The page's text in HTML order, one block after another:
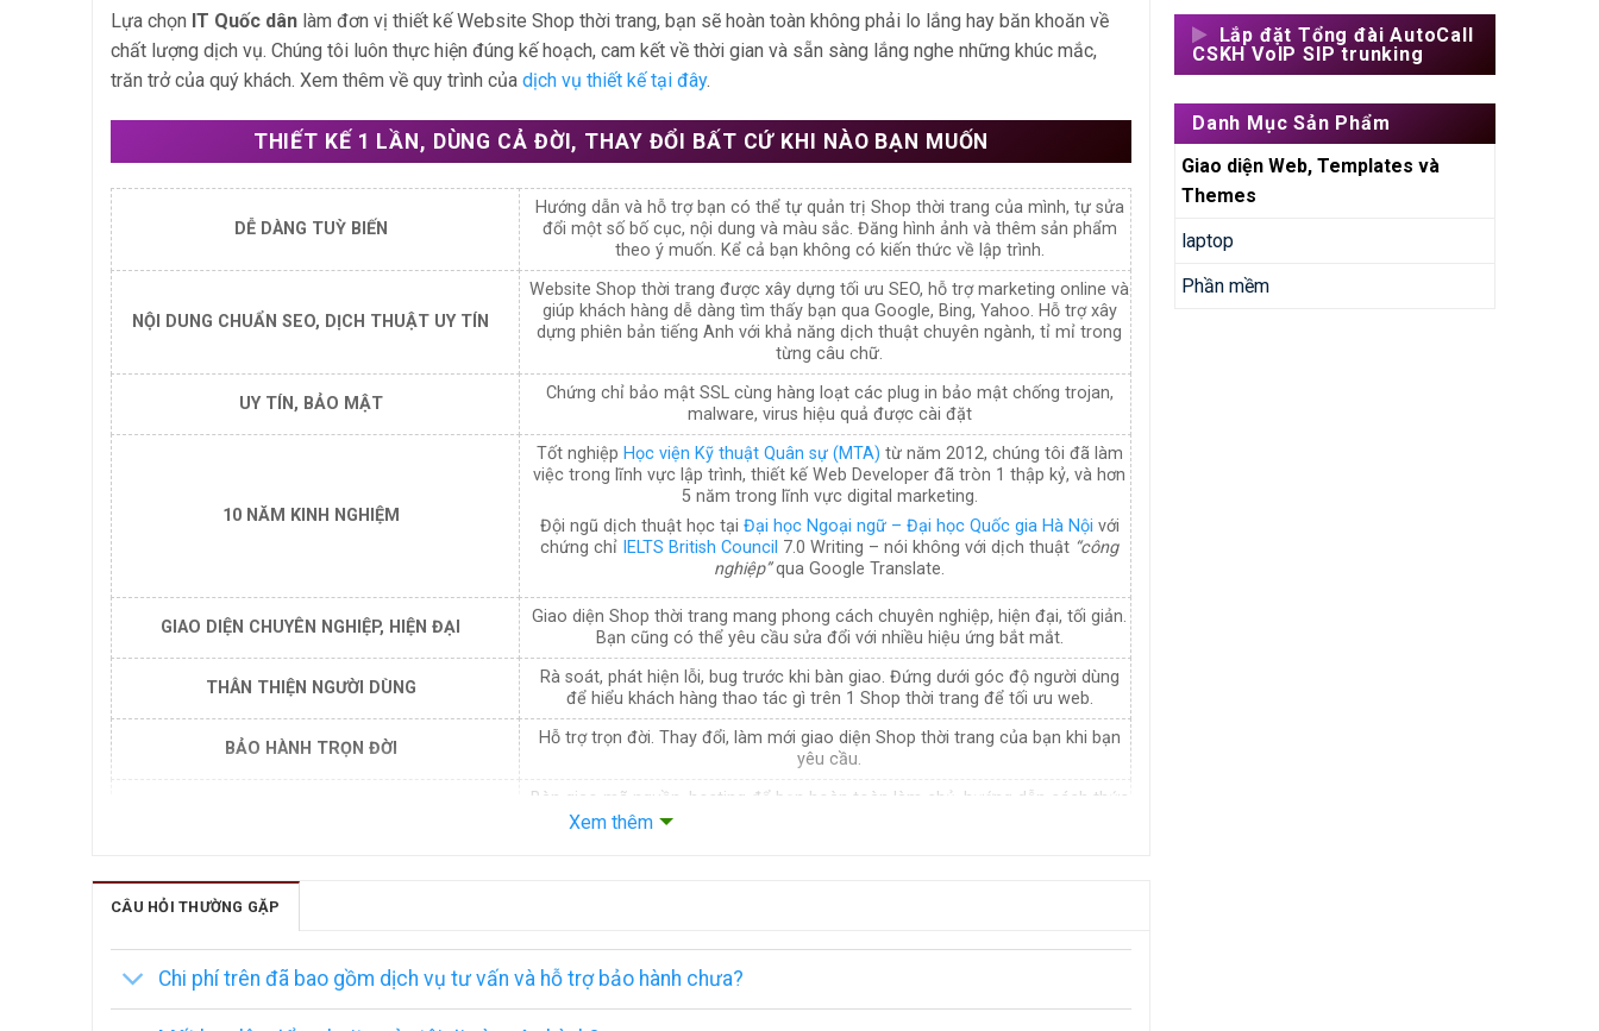
Lựa chọn IT Quốc dân làm đơn vị thiết kế Website Shop thời trang, bạn sẽ hoàn toàn không phải lo lắng hay băn khoăn về
chất lượng dịch vụ. Chúng tôi luôn thực hiện đúng kế hoạch, cam kết về thời gian và sẵn sàng lắng nghe những khúc mắc,
trăn trở của quý khách. Xem thêm về quy trình của dịch vụ thiết kế tại đây.
THIẾT KẾ 1 LẦN, DÙNG CẢ ĐỜI, THAY ĐỔI BẤT CỨ KHI NÀO BẠN MUỐN
DỄ DÀNG TUỲ BIẾN
Hướng dẫn và hỗ trợ bạn có thể tự quản trị Shop thời trang của mình, tự sửa
đổi một số bố cục, nội dung và màu sắc. Đăng hình ảnh và thêm sản phẩm
theo ý muốn. Kể cả bạn không có kiến thức về lập trình.
NỘI DUNG CHUẨN SEO, DỊCH THUẬT UY TÍN
Website Shop thời trang được xây dựng tối ưu SEO, hỗ trợ marketing online và
giúp khách hàng dễ dàng tìm thấy bạn qua Google, Bing, Yahoo. Hỗ trợ xây
dựng phiên bản tiếng Anh với khả năng dịch thuật chuyên ngành, tỉ mỉ trong
từng câu chữ.
UY TÍN, BẢO MẬT
Chứng chỉ bảo mật SSL cùng hàng loạt các plug in bảo mật chống trojan,
malware, virus hiệu quả được cài đặt
10 NĂM KINH NGHIỆM
Tốt nghiệp Học viện Kỹ thuật Quân sự (MTA) từ năm 2012, chúng tôi đã làm
việc trong lĩnh vực lập trình, thiết kế Web Developer đã tròn 1 thập kỷ, và hơn
5 năm trong lĩnh vực digital marketing.
Đội ngũ dịch thuật học tại Đại học Ngoại ngữ – Đại học Quốc gia Hà Nội với
chứng chỉ IELTS British Council 7.0 Writing – nói không với dịch thuật “công
nghiệp”qua Google Translate.
GIAO DIỆN CHUYÊN NGHIỆP, HIỆN ĐẠI
Giao diện Shop thời trang mang phong cách chuyên nghiệp, hiện đại, tối giản.
Bạn cũng có thể yêu cầu sửa đổi với nhiều hiệu ứng bắt mắt.
THÂN THIỆN NGƯỜI DÙNG
Rà soát, phát hiện lỗi, bug trước khi bàn giao. Đứng dưới góc độ người dùng
để hiểu khách hàng thao tác gì trên 1 Shop thời trang để tối ưu web.
BẢO HÀNH TRỌN ĐỜI
Hỗ trợ trọn đời. Thay đổi, làm mới giao diện Shop thời trang của bạn khi bạn
yêu cầu.
Bàn giao mã nguồn, hosting để bạn hoàn toàn làm chủ, hướng dẫn cách thức
Xem thêm
CÂU HỎI THƯỜNG GẶP
Chi phí trên đã bao gồm dịch vụ tư vấn và hỗ trợ bảo hành chưa?
Lắp đặt Tổng đài AutoCall
CSKH VoIP SIP trunking
Danh Mục Sản Phẩm
Giao diện Web, Templates và
Themes
laptop
Phần mềm